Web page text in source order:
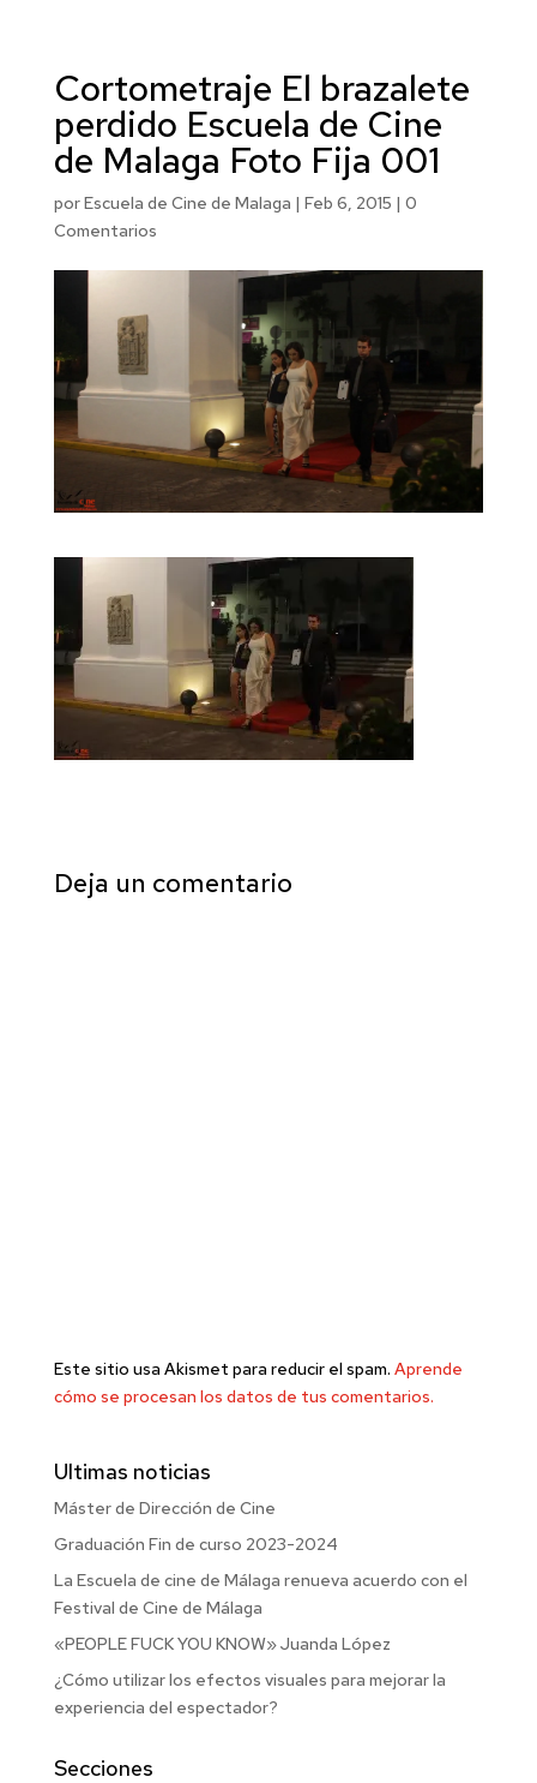
Cortometraje El brazalete
perdido Escuela de Cine
de Malaga Foto Fija 001
porEscuela de Cine de Malaga | Feb 6, 2015 | 0
Comentarios
Deja un comentario
Este sitio usa Akismet para reducir el spam. Aprende
cómo se procesan los datos de tus comentarios.
Ultimas noticias
Máster de Dirección de Cine
Graduación Fin de curso 2023-2024
La Escuela de cine de Málaga renueva acuerdo con el
Festival de Cine de Málaga
«PEOPLE FUCK YOU KNOW» Juanda López
¿Cómo utilizar los efectos visuales para mejorar la
experiencia del espectador?
Secciones